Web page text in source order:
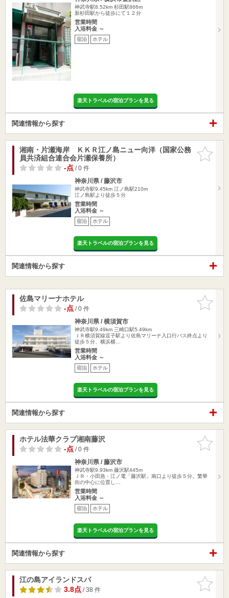
神武寺駅8.52km 杉田駅866m
新杉田駅から徒歩にて１２分
営業時間
入浴料金 ～
宿泊 ホテル
楽天トラベルの宿泊プランを見る
関連情報から探す
お気に入
りに追加
湘南・片瀬海岸 ＫＫＲ江ノ島ニュー向洋（国家公務
員共済組合連合会片瀬保養所）
-点/ 0 件
神奈川県 / 藤沢市
神武寺駅9.45km 江ノ島駅210m
江ノ島駅より徒歩５分
営業時間
入浴料金 ～
宿泊 ホテル
楽天トラベルの宿泊プランを見る
関連情報から探す
お気に入
りに追加
佐島マリーナホテル
-点/ 0 件
神奈川県 / 横須賀市
神武寺駅9.49km 三崎口駅5.49km
ＪＲ横須賀線逗子駅より佐島マリーナ入口行バス終点より
徒歩５分、横浜横…
営業時間
入浴料金 ～
宿泊 ホテル
楽天トラベルの宿泊プランを見る
関連情報から探す
お気に入
りに追加
ホテル法華クラブ湘南藤沢
-点/ 0 件
神奈川県 / 藤沢市
神武寺駅9.93km 藤沢駅445m
ＪＲ・小田急・江ノ電「藤沢駅」南口より徒歩５分。繁華
街の中心に位置し…
営業時間
入浴料金 ～
宿泊 ホテル
楽天トラベルの宿泊プランを見る
関連情報から探す
お気に入
りに追加
江の島アイランドスパ
3.8点/ 38 件